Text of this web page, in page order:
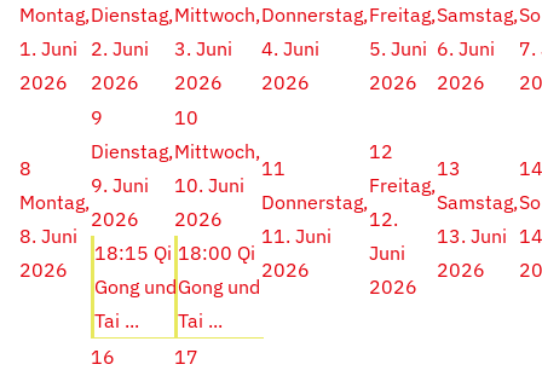
Montag,
1. Juni
2026
Dienstag,
2. Juni
2026
Mittwoch,
3. Juni
2026
Donnerstag,
4. Juni
2026
Freitag,
5. Juni
2026
Samstag,
6. Juni
2026
7.
8
Montag,
8. Juni
2026
9
Dienstag,
9. Juni
2026
18:15 Qi
Gong und
Tai ...
10
Mittwoch,
10. Juni
2026
18:00 Qi
Gong und
Tai ...
11
Donnerstag,
11. Juni
2026
12
Freitag,
12.
Juni
2026
13
Samstag,
13. Juni
2026
14
16
17